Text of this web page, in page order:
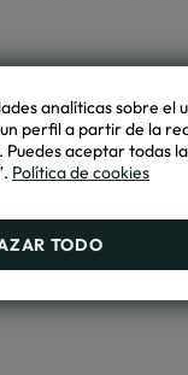
analíticas sobre el
perfil a partir de la
aceptar todas
Política de cookies
TODO